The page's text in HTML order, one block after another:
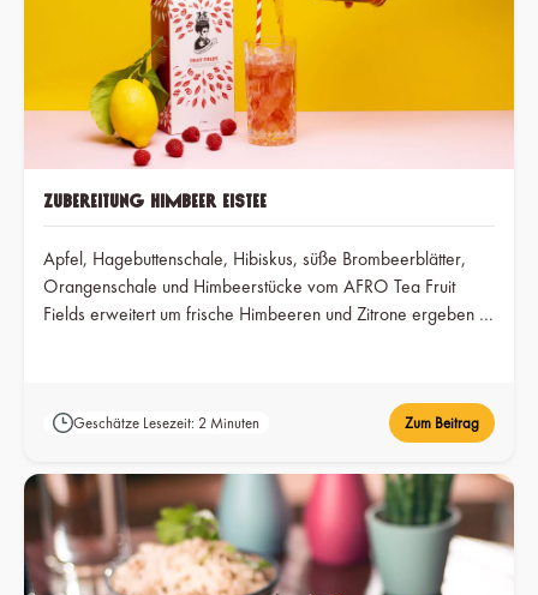
Zubereitung Himbeer Eistee
Apfel, Hagebuttenschale, Hibiskus, süße Brombeerblätter,
Orangenschale und Himbeerstücke vom AFRO Tea Fruit
Fields erweitert um frische Himbeeren und Zitrone ergeben –
Geschätze Lesezeit: 2 Minuten Zum Beitrag